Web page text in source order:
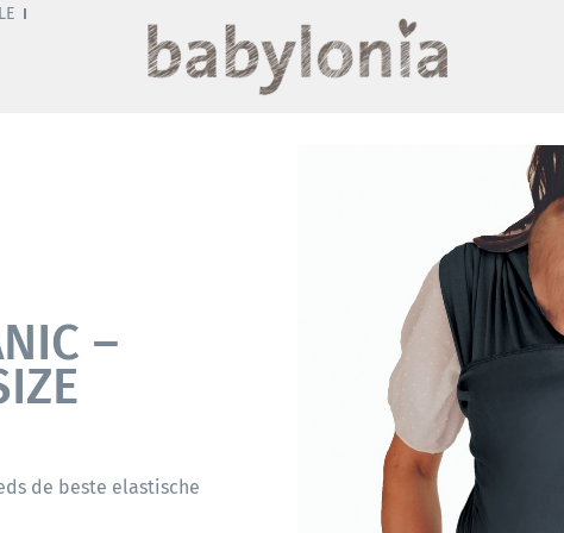
–
de beste elastische